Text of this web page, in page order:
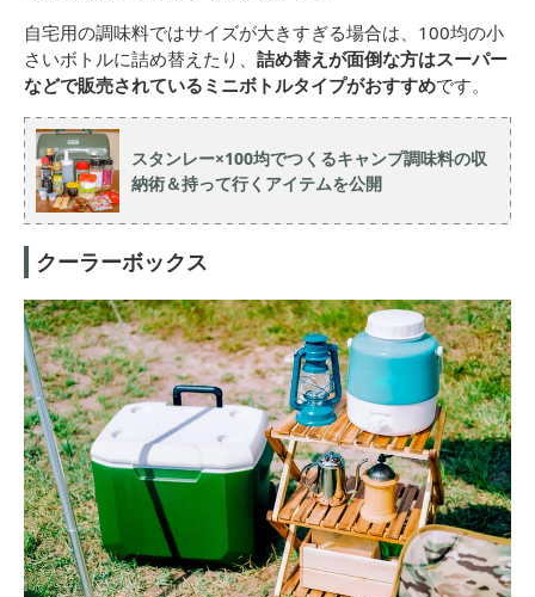
自宅用の調味料ではサイズが大きすぎる場合は、100均の小
さいボトルに詰め替えたり、 詰め替えが面倒な方はスーパー
などで販売されているミニボトルタイプがおすすめです。
スタンレー×100均でつくるキャンプ調味料の収
納術＆持って行くアイテムを公開
クーラーボックス